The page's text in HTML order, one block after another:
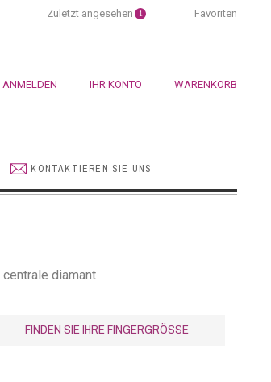
Zuletzt angesehen 1 Favoriten
ANMELDEN IHR KONTO WARENKORB
KONTAKTIEREN SIE UNS
diamant
FINDEN SIE IHRE FINGERGRÖSSE